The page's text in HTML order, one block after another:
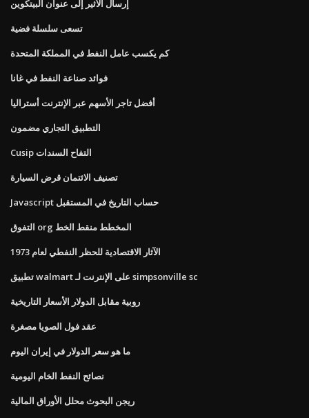
إرسال الأثير إلى عنوان البيتكوين
تسعى سلسلة فضية
كم يكسب عامل النفط في المملكة المتحدة
فوائد صناعة النفط في غانا
أفضل تاجر الأسهم عبر الإنترنت أستراليا
التطبيق التجاري مضمون
Cusip التفاح السندات
تصنيف الائتمان قرض السيارة
Javascript حساب التاريخ في المستقبل
التفوق org المخطط منقط الخط
الآثار الاقتصادية للحظر النفطي لعام 1973
تطبيق walmart على الإنترنت لـ simpsonville sc
روبية مقابل الدولار الأسعار التاريخية
عقد فول الصويا مصغرة
ما هو سعر الدولار في إيران اليوم
نصائح النفط الخام اليومية
ريجن البحوث محلل الأوراق المالية